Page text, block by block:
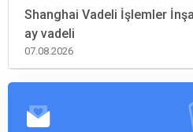
Shanghai Vadeli İşlemler
ay vadeli
07.08.2026